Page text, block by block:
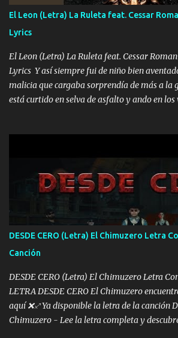
FALTA UN HERMANO DE CLAVE ERA EL 24
HOMBRE VALIENTE POR ALGO M'URIÓ
VIO POR LA FAMILIA PARA QUE SIGA EL
los HERMANOS un cerebro inteligente y com...
El Leon (Letra) La Ruleta feat. Cessar
Lyrics
El Leon (Letra) La Ruleta feat. Cessar
Lyrics Y así siempre fui de niño bien
malicia que cargaba sorprendía de más a la
está curtido en selva de asfalto y ando en los
pa más pues hay charola les voy a dar hasta
otra Música Surcando bien mi camino voy
los lados aquel que no corre vuela no se me
Ya pasé varias hazañas ya tienen rato que
de este León los estatales no sé esperaron Al
también la nueve que cargo al lado doy la
al traicionero damos pa abajo Y No me
pues hay charola les voy a dar hasta topar
DESDE CERO (Letra) El Chimuzero Letra
Canción
DESDE CERO (Letra) El Chimuzero Letra
LETRA DESDE CERO El Chimuzero
aquí ❌♐ Ya disponible la letra de la canción
Chimuzero - Lee la letra completa y